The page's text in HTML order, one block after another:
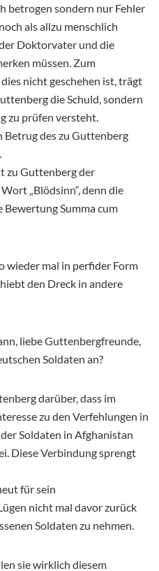
betrogen sondern nur Fehler
als allzu menschlich
Doktorvater und die
müssen. Zum
nicht geschehen ist, trägt
die Schuld, sondern
zu prüfen versteht.
Betrug des zu Guttenberg
zu Guttenberg der
„Blödsinn“, denn die
Summa cum
wieder mal in perfider Form
den Dreck in andere
liebe Guttenbergfreunde,
Soldaten an?
darüber, dass im
zu den Verfehlungen in
Soldaten in Afghanistan
Diese Verbindung sprengt
für sein
nicht mal davor zurück
Soldaten zu nehmen.
sie wirklich diesem